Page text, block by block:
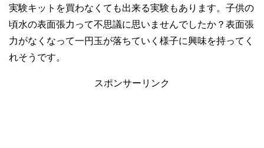
実験キットを買わなくても出来る実験もあります。子供の
頃水の表面張力って不思議に思いませんでしたか？表面張
力がなくなって一円玉が落ちていく様子に興味を持ってく
れそうです。
スポンサーリンク